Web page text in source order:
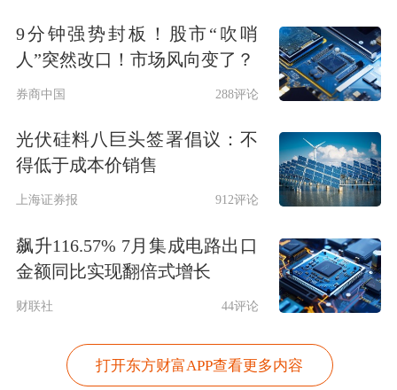
是广汽集团 ，第三位的是小康股份，第
四位是上汽集团，还有就是
长城汽车。
这些汽车
企业今天的走势相对强势，也
是今天投资的亮点，延续了过去一段时
间的表现。但是这几家汽车企业加起来
也没凑出像样的指数来，加起来对指数
贡献都不到1.8点。所以上证指数想走
强，也就很难了。
本上没有发挥作用。原因在于现在市场
9分钟强势封板！股市“吹哨
人”突然改口！市场风向变了？
券商中国 288评论
光伏硅料八巨头签署倡议：不
得低于成本价销售
上海证券报 912评论
飙升116.57% 7月集成电路出口
金额同比实现翻倍式增长
财联社 44评论
打开东方财富APP查看更多内容